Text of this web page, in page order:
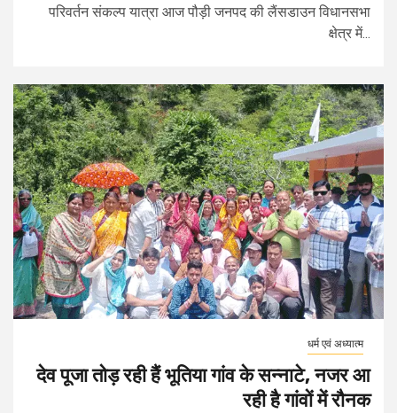
परिवर्तन संकल्प यात्रा आज पौड़ी जनपद की लैंसडाउन विधानसभा
क्षेत्र में...
धर्म एवं अध्यात्म
देव पूजा तोड़ रही हैं भूतिया गांव के सन्नाटे, नजर आ
रही है गांवों में रौनक